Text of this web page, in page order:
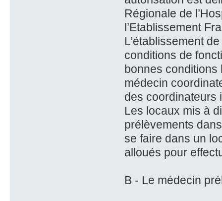
Régionale de
l’Etablissement
L’établissement
conditions de
bonnes conditions
médecin
des coordinateurs
Les locaux mis à
prélèvements
se faire dans un
alloués pour
B - Le médecin